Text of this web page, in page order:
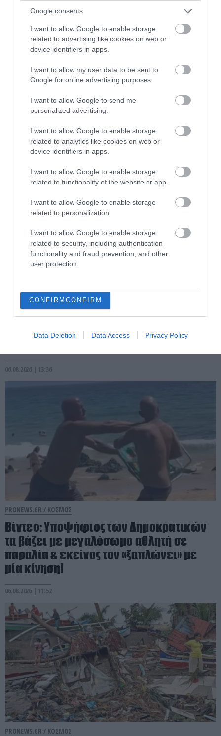
Google consents
I want to allow Google to enable storage
related to advertising like cookies on web or
device identifiers in apps.
I want to allow my user data to be sent to
Google for online advertising purposes.
I want to allow Google to send me
personalized advertising.
I want to allow Google to enable storage
related to analytics like cookies on web or
device identifiers in apps.
I want to allow Google to enable storage
related to functionality of the website or app.
I want to allow Google to enable storage
related to personalization.
I want to allow Google to enable storage
related to security, including authentication
functionality and fraud prevention, and other
user protection.
CONFIRM CONFIRM
Data Deletion Data Access Privacy Policy
Ν.Μεντβέντεφ: «Η Ιαπωνία είναι
υποτελής των ΗΠΑ – Θα μετατραπεί σε
ρόνιν»
PRONEWS.GR /ΔΙΕΘΝΗΣ ΠΟΛΙΤΙΚΗ
Μ.Ζαχάροβα: «Τα δισ. της Δύσης θα
μπορούσαν να είχαν χτίσει ένα
06.08.2026 | 13:36
PRONEWS.GR / ΚΟΣΜΟΣ
Βίντεο: Υποψήφιος των Δημοκρατικών
τα βάζει με μεγαλόσωμο αθλητή σε
παραλία & εκείνος τον «ξαπλώνει» με
μία κίνηση!
06.08.2026 | 11:52
PRONEWS.GR / ΚΟΣΜΟΣ